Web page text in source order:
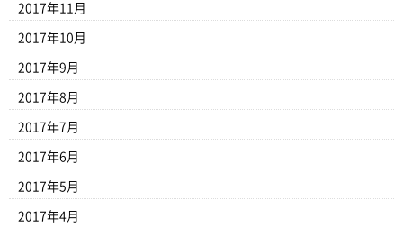
2017年11月
2017年10月
2017年9月
2017年8月
2017年7月
2017年6月
2017年5月
2017年4月